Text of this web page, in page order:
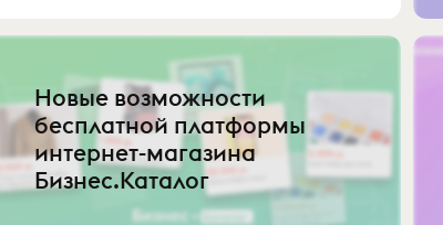
Новые возможности
бесплатной платформы
интернет-магазина
Бизнес.Каталог